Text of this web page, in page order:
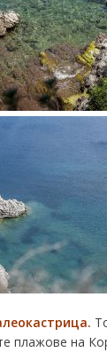
.
плажове на